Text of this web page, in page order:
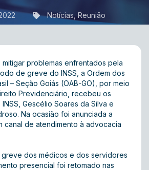
Notícias Reunião
problemas enfrentados pela
de greve do INSS, a Ordem dos
– Seção Goiás (OAB-GO), por meio
Previdenciário, recebeu os
Gescélio Soares da Silva e
Na ocasião foi anunciada a
canal de atendimento à advocacia
dos médicos e dos servidores
presencial foi retomado nas